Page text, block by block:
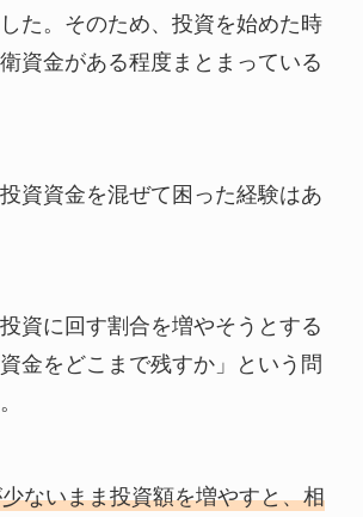
た。そのため、投資を始めた時
資金がある程度まとまっている
資資金を混ぜて困った経験はあ
資に回す割合を増やそうとする
金をどこまで残すか」という問
ないまま投資額を増やすと、相